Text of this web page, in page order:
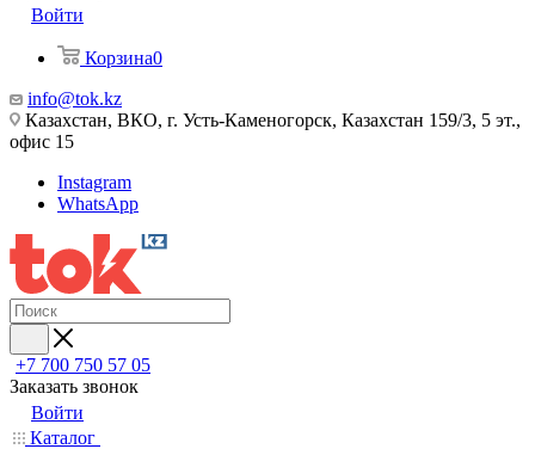
Войти
Корзина0
info@tok.kz
Казахстан, ВКО, г. Усть-Каменогорск, Казахстан 159/3, 5 эт.,
офис 15
Instagram
WhatsApp
+7 700 750 57 05
Заказать звонок
Войти
Каталог